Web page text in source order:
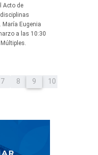
Acto de
María Eugenia
a las 10:30
7 8 9 10